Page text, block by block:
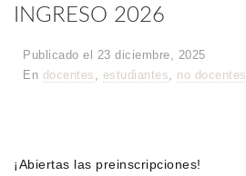
INGRESO 2026
Publicado el 23 diciembre, 2025
En docentes estudiantes no docentes
¡Abiertas las preinscripciones!